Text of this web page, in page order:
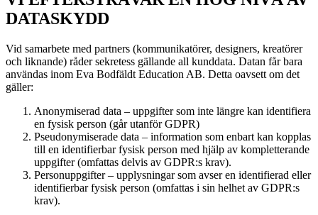
DATASKYDD
Vid samarbete med partners (kommunikatörer, designers, kreatörer
och liknande) råder sekretess gällande all kunddata. Datan får bara
användas inom Eva Bodfäldt Education AB. Detta oavsett om det
gäller:
Anonymiserad data – uppgifter som inte längre kan identifiera
en fysisk person (går utanför GDPR)
Pseudonymiserade data – information som enbart kan kopplas
till en identifierbar fysisk person med hjälp av kompletterande
uppgifter (omfattas delvis av GDPR:s krav).
Personuppgifter – upplysningar som avser en identifierad eller
identifierbar fysisk person (omfattas i sin helhet av GDPR:s
krav).